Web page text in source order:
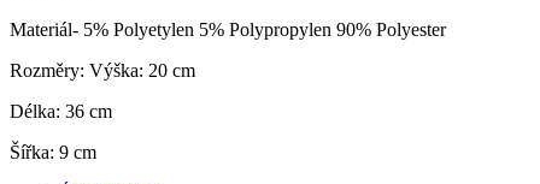
Materiál- 5% Polyetylen 5% Polypropylen 90% Polyester
Rozměry: Výška: 20 cm
Délka: 36 cm
Šířka: 9 cm